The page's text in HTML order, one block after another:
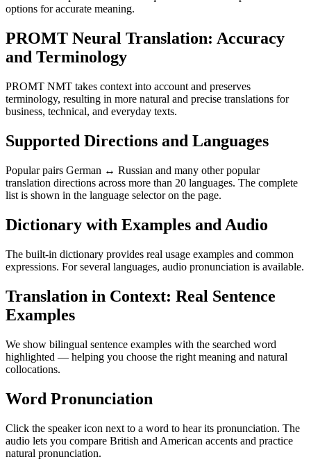
options for accurate meaning.
PROMT Neural Translation: Accuracy
and Terminology
PROMT NMT takes context into account and preserves
terminology, resulting in more natural and precise translations for
business, technical, and everyday texts.
Supported Directions and Languages
Popular pairs German ↔ Russian and many other popular
translation directions across more than 20 languages. The complete
list is shown in the language selector on the page.
Dictionary with Examples and Audio
The built-in dictionary provides real usage examples and common
expressions. For several languages, audio pronunciation is available.
Translation in Context: Real Sentence
Examples
We show bilingual sentence examples with the searched word
highlighted — helping you choose the right meaning and natural
collocations.
Word Pronunciation
Click the speaker icon next to a word to hear its pronunciation. The
audio lets you compare British and American accents and practice
natural pronunciation.